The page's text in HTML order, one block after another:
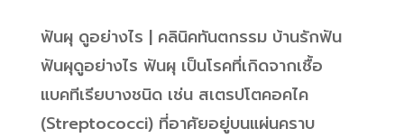
ฟันผุ ดูอย่างไร | คลินิคทันตกรรม บ้านรักฟัน
ฟันผุดูอย่างไร ฟันผุ เป็นโรคที่เกิดจากเชื้อ
แบคทีเรียบางชนิด เช่น สเตรปโตคอคไค
(Streptococci) ที่อาศัยอยู่บนแผ่นคราบ